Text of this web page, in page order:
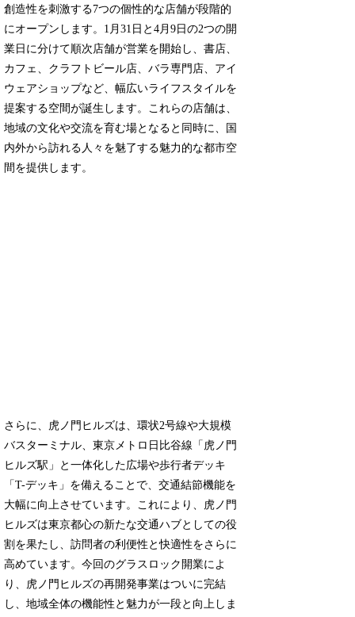
創造性を刺激する7つの個性的な店舗が段階的
にオープンします。1月31日と4月9日の2つの開
業日に分けて順次店舗が営業を開始し、書店、
カフェ、クラフトビール店、バラ専門店、アイ
ウェアショップなど、幅広いライフスタイルを
提案する空間が誕生します。これらの店舗は、
地域の文化や交流を育む場となると同時に、国
内外から訪れる人々を魅了する魅力的な都市空
間を提供します。
さらに、虎ノ門ヒルズは、環状2号線や大規模
バスターミナル、東京メトロ日比谷線「虎ノ門
ヒルズ駅」と一体化した広場や歩行者デッキ
「T-デッキ」を備えることで、交通結節機能を
大幅に向上させています。これにより、虎ノ門
ヒルズは東京都心の新たな交通ハブとしての役
割を果たし、訪問者の利便性と快適性をさらに
高めています。今回のグラスロック開業によ
り、虎ノ門ヒルズの再開発事業はついに完結
し、地域全体の機能性と魅力が一段と向上しま